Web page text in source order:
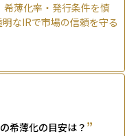
薄化率・発行条件を慎
なIRで市場の信頼を守る
希薄化の目安は？ ”